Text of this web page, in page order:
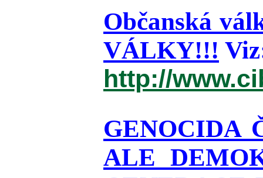
Občanská
VÁLKY!!!
http://
GENOCIDA
ALE